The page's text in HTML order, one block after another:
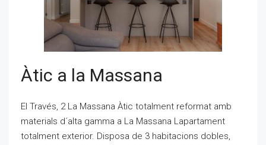
Àtic a la Massana
El Través, 2 La Massana Àtic totalment reformat amb
materials d´alta gamma a La Massana Lapartament
totalment exterior. Disposa de 3 habitacions dobles,